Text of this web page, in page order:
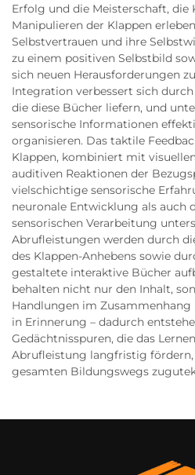
Erfolg und die Meisterschaft,
Manipulieren der Klappen
Selbstvertrauen und ihre
zu einem positiven Selbstbild
sich neuen Herausforderungen
Integration verbessert sich
die diese Bücher liefern, und
sensorische Informationen
organisieren. Das taktile
Klappen, kombiniert mit
auditiven Reaktionen der
vielschichtige sensorische
neuronale Entwicklung als auch
sensorischen Verarbeitung
Abrufleistungen werden durch
des Klappen-Anhebens sowie
gestaltete interaktive Bücher
behalten nicht nur den Inhalt,
Handlungen im
in Erinnerung – dadurch
Gedächtnisspuren, die das
Abrufleistung langfristig fördern,
gesamten Bildungswegs